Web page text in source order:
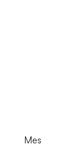
Mes